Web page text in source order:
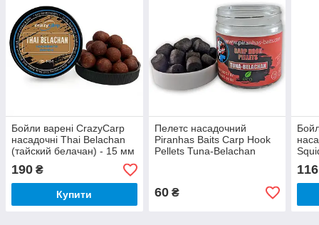
Бойли варені CrazyCarp
насадочні Thai Belachan
(тайский белачан) - 15 мм
190 ₴
Купити
Пелетс насадочний
Piranhas Baits Carp Hook
Pellets Tuna-Belachan
60₴
116